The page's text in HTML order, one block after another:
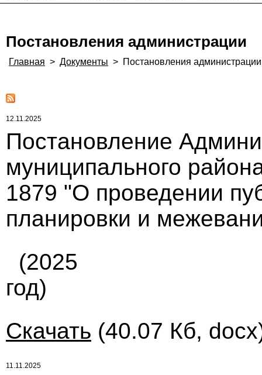
Постановления администрации
Главная > Документы > Постановления администрации
12.11.2025
Постановление
муниципального
1879 "О проведении
планировки и
(2025
год)
Скачать (40.07 Кб,
11.11.2025